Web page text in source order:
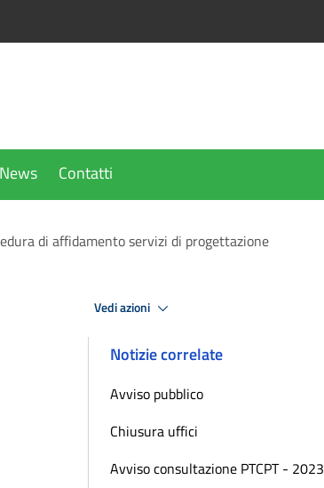
News Contatti
di affidamento servizi di progettazione
Vedi azioni
Notizie correlate
Avviso pubblico
Chiusura uffici
Avviso consultazione PTCPT - 2023